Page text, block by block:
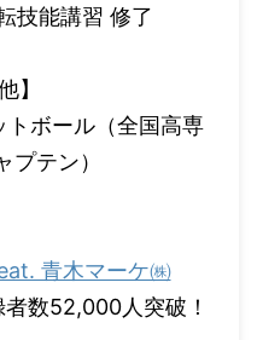
技能講習 修了
】
トボール（全国高専
プテン）
青木マーケ㈱
数52,000人突破！